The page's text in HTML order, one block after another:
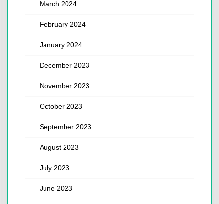
March 2024
February 2024
January 2024
December 2023
November 2023
October 2023
September 2023
August 2023
July 2023
June 2023